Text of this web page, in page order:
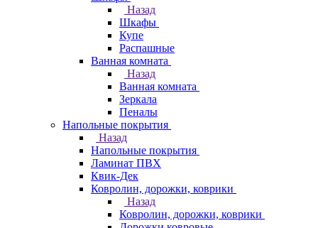
Назад
Шкафы
Купе
Распашные
Ванная комната
Назад
Ванная комната
Зеркала
Пеналы
Напольные покрытия
Назад
Напольные покрытия
Ламинат ПВХ
Квик-Дек
Ковролин, дорожки, коврики
Назад
Ковролин, дорожки, коврики